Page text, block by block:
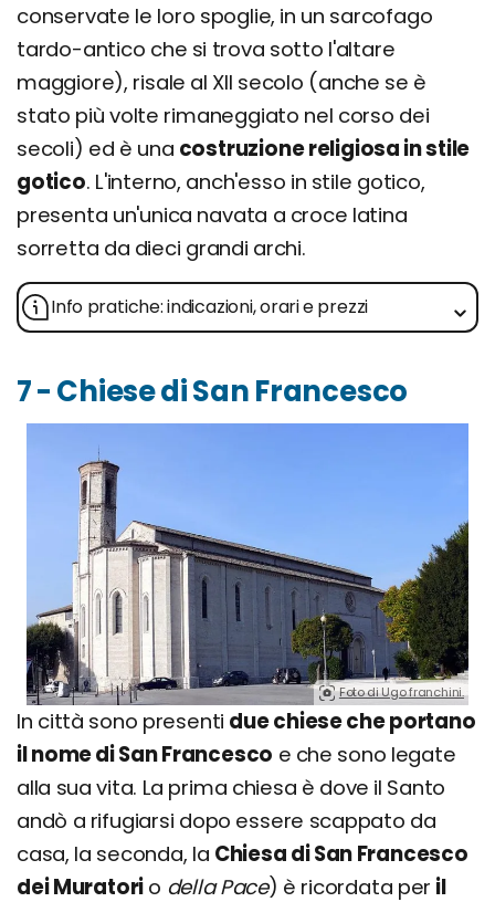
conservate le loro spoglie, in un sarcofago
tardo-antico che si trova sotto l'altare
maggiore), risale al XII secolo (anche se è
stato più volte rimaneggiato nel corso dei
secoli) ed è una costruzione religiosa in stile
gotico. L'interno, anch'esso in stile gotico,
presenta un'unica navata a croce latina
sorretta da dieci grandi archi.
Info pratiche: indicazioni, orari e prezzi
7 - Chiese di San Francesco
Foto di Ugo franchini.
In città sono presenti due chiese che portano
il nome di San Francesco e che sono legate
alla sua vita. La prima chiesa è dove il Santo
andò a rifugiarsi dopo essere scappato da
casa, la seconda, la Chiesa di San Francesco
dei Muratori o della Pace) è ricordata per il